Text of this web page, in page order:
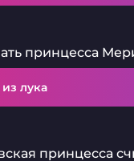
принцесса
лука
принцесса